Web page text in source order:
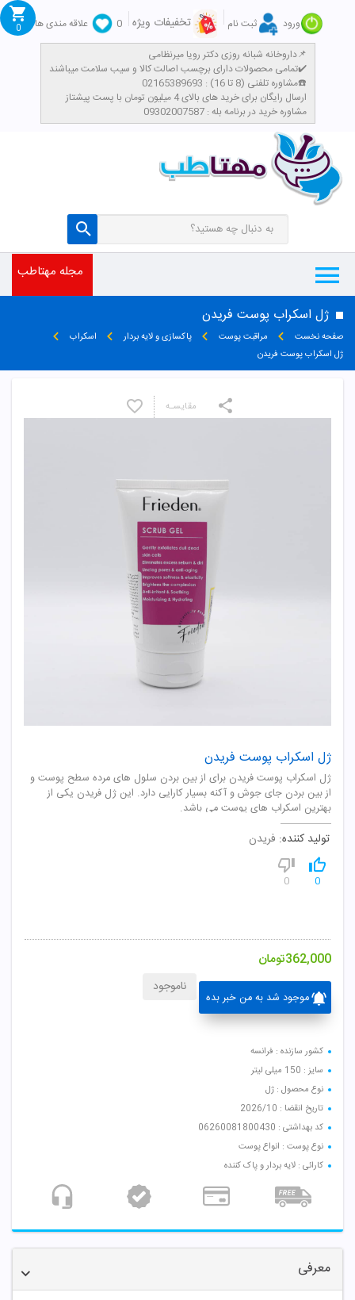
ورود ثبت نام تخفیفات ویژه 0
علاقه مندی ها
داروخانه شبانه روزی دکتر رویا میرنظامی📌
تمامی محصولات دارای برچسب اصالت کالا و سیب سلامت میباشند✔️
مشاوره تلفنی (8 تا 16) : 02165389693☎️
​ارسال رایگان برای خرید های بالای 4 میلیون تومان با پست پیشتاز
مشاوره خرید در برنامه بله : 09302007587
0
مجله مهتاطب
ژل اسکراب پوست فریدن
صفحه نخست مراقبت پوست پاکسازی و لایه بردار
اسکراب
ژل اسکراب پوست فریدن
ژل اسکراب پوست فریدن
ژل اسکراب پوست فریدن برای از بین بردن سلول های مرده سطح پوست و
از بین بردن جای جوش و آکنه بسیار کارایی دارد. این ژل فریدن یکی از
بهترین اسکراب های پوست می باشد.
تولید کننده: فریدن
0
0
362,000تومان
موجود شد به من خبر بده
ناموجود
مقایسـه
کشور سازنده : فرانسه
سایز : 150 میلی لیتر
نوع محصول : ژل
تاریخ انقضا : 2026/10
کد بهداشتی : 06260081800430
نوع پوست : انواع پوست
کارائی : لایه بردار و پاک کننده
معرفی